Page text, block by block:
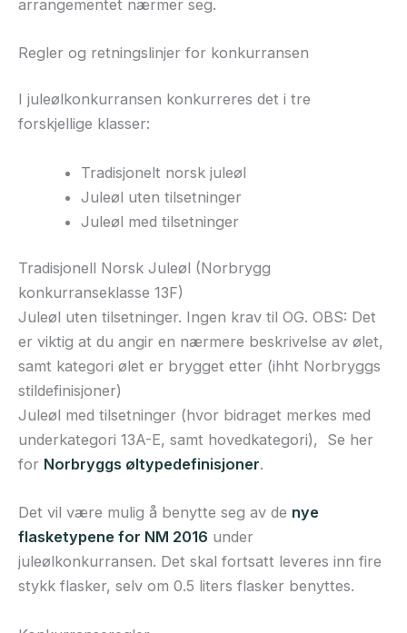
arrangementet nærmer seg.
Regler og retningslinjer for konkurransen
I juleølkonkurransen konkurreres det i tre
forskjellige klasser:
Tradisjonelt norsk juleøl
Juleøl uten tilsetninger
Juleøl med tilsetninger
Tradisjonell Norsk Juleøl (Norbrygg
konkurranseklasse 13F)
Juleøl uten tilsetninger. Ingen krav til OG. OBS: Det
er viktig at du angir en nærmere beskrivelse av ølet,
samt kategori ølet er brygget etter (ihht Norbryggs
stildefinisjoner)
Juleøl med tilsetninger (hvor bidraget merkes med
underkategori 13A-E, samt hovedkategori), Se her
for Norbryggs øltypedefinisjoner.
Det vil være mulig å benytte seg av de nye
flasketypene for NM 2016 under
juleølkonkurransen. Det skal fortsatt leveres inn fire
stykk flasker, selv om 0.5 liters flasker benyttes.